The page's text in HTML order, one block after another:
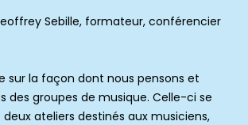
Sebille, formateur, conférencier
sur la façon dont nous pensons et
des groupes de musique. Celle-ci se
ateliers destinés aux musiciens,